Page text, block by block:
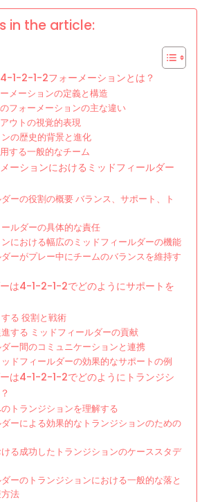
in the article:
1-2-1-2フォーメーションとは？
メーションの定義と構造
フォーメーションの主な違い
ウトの視覚的表現
の歴史的背景と進化
する一般的なチーム
ーションにおけるミッドフィールダー
ーの役割の概要 バランス、サポート、ト
ルダーの具体的な責任
における幅広のミッドフィールダーの機能
ーがプレー中にチームのバランスを維持す
は4-1-2-1-2でどのようにサポートを
る 役割と戦術
する ミッドフィールダーの貢献
ー間のコミュニケーションと連携
ドフィールダーの効果的なサポートの例
は4-1-2-1-2でどのようにトランジシ
トランジションを理解する
ーによる効果的なトランジションのための
る成功したトランジションのケーススタデ
ーのトランジションにおける一般的な落と
法